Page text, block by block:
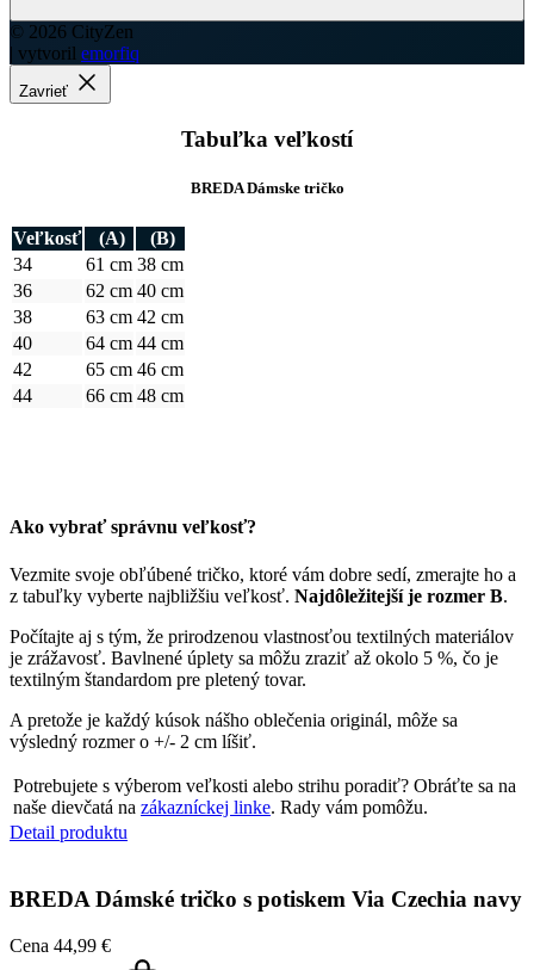
© 2026 CityZen
| vytvoril emorfiq
Zavrieť
Tabuľka veľkostí
BREDA Dámske tričko
Veľkosť (A)
(B)
34
61 cm 38 cm
36
62 cm 40 cm
38
63 cm 42 cm
40
64 cm 44 cm
42
65 cm 46 cm
44
66 cm 48 cm
Ako vybrať správnu veľkosť?
Vezmite svoje obľúbené tričko, ktoré vám dobre sedí, zmerajte ho a
z tabuľky vyberte najbližšiu veľkosť. Najdôležitejší je rozmer B.
Počítajte aj s tým, že prirodzenou vlastnosťou textilných materiálov
je zrážavosť. Bavlnené úplety sa môžu zraziť až okolo 5 %, čo je
textilným štandardom pre pletený tovar.
A pretože je každý kúsok nášho oblečenia originál, môže sa
výsledný rozmer o +/- 2 cm líšiť.
Potrebujete s výberom veľkosti alebo strihu poradiť? Obráťte sa na
naše dievčatá na zákazníckej linke. Rady vám pomôžu.
Detail produktu
BREDADámské tričko s potiskem Via Czechia navy
Cena 44,99 €